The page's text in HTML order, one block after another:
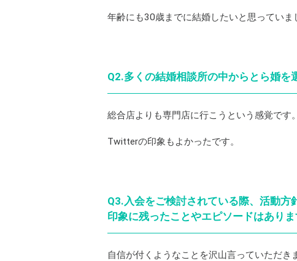
年齢にも30歳までに結婚したいと思っていま
Q2.多くの結婚相談所の中からとら婚を
総合店よりも専門店に行こうという感覚です。
Twitterの印象もよかったです。
Q3.入会をご検討されている際、活動
印象に残ったことやエピソードはありま
自信が付くようなことを沢山言っていただき